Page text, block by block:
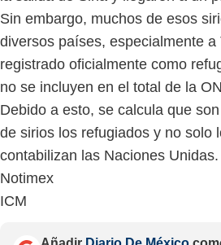
Sin embargo, muchos de esos
diversos países, especialmente a
registrado oficialmente como
no se incluyen en el total de la
Debido a esto, se calcula que
de sirios los refugiados y no solo
contabilizan las Naciones Unidas.
Notimex
ICM